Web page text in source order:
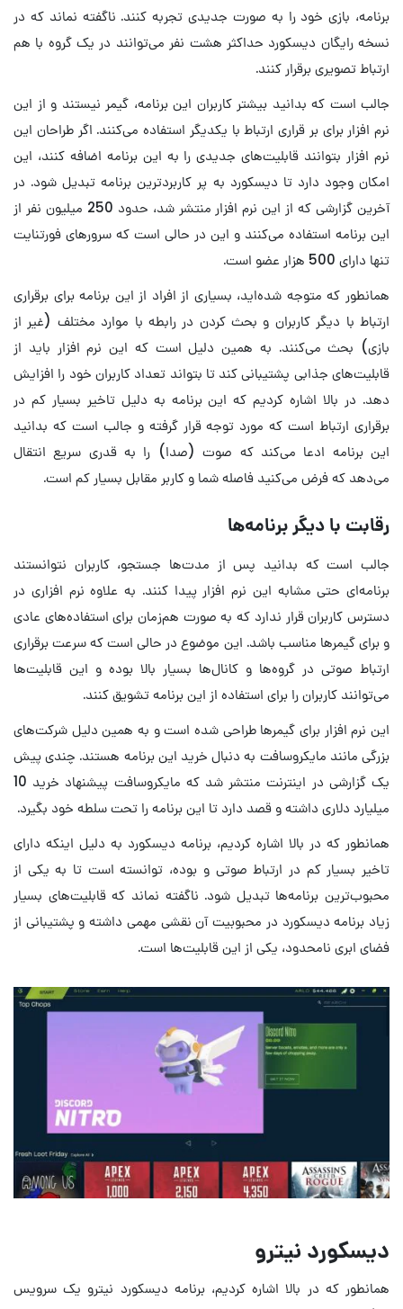
برنامه، بازی خود را به صورت جدیدی تجربه کنند. ناگفته نماند که در
نسخه رایگان دیسکورد حداکثر هشت نفر می‌توانند در یک گروه با هم
ارتباط تصویری برقرار کنند.
جالب است که بدانید بیشتر کاربران این برنامه، گیمر نیستند و از این
نرم افزار برای بر قراری ارتباط با یکدیگر استفاده می‌کنند. اگر طراحان این
نرم افزار بتوانند قابلیت‌های جدیدی را به این برنامه اضافه کنند، این
امکان وجود دارد تا دیسکورد به پر کاربردترین برنامه تبدیل شود. در
آخرین گزارشی که از این نرم افزار منتشر شد، حدود 250 میلیون نفر از
این برنامه استفاده می‌کنند و این در حالی است که سرورهای فورتنایت
تنها دارای 500 هزار عضو است.
همانطور که متوجه شده‌اید، بسیاری از افراد از این برنامه برای برقراری
ارتباط با دیگر کاربران و بحث کردن در رابطه با موارد مختلف (غیر از
بازی) بحث می‌کنند. به همین دلیل است که این نرم افزار باید از
قابلیت‌های جذابی پشتیبانی کند تا بتواند تعداد کاربران خود را افزایش
دهد. در بالا اشاره کردیم که این برنامه به دلیل تاخیر بسیار کم در
برقراری ارتباط است که مورد توجه قرار گرفته و جالب است که بدانید
این برنامه ادعا می‌کند که صوت (صدا) را به قدری سریع انتقال
می‌دهد که فرض می‌کنید فاصله شما و کاربر مقابل بسیار کم است.
رقابت با دیگر برنامه‌ها
جالب است که بدانید پس از مدت‌ها جستجو، کاربران نتوانستند
برنامه‌ای حتی مشابه این نرم افزار پیدا کنند. به علاوه نرم افزاری در
دسترس کاربران قرار ندارد که به صورت هم‌زمان برای استفاده‌های عادی
و برای گیمرها مناسب باشد. این موضوع در حالی است که سرعت برقراری
ارتباط صوتی در گروه‌ها و کانال‌ها بسیار بالا بوده و این قابلیت‌ها
می‌توانند کاربران را برای استفاده از این برنامه تشویق کنند.
این نرم افزار برای گیمرها طراحی شده است و به همین دلیل شرکت‌های
بزرگی مانند مایکروسافت به دنبال خرید این برنامه هستند. چندی پیش
یک گزارشی در اینترنت منتشر شد که مایکروسافت پیشنهاد خرید 10
میلیارد دلاری داشته و قصد دارد تا این برنامه را تحت سلطه خود بگیرد.
همانطور که در بالا اشاره کردیم، برنامه دیسکورد به دلیل اینکه دارای
تاخیر بسیار کم در ارتباط صوتی و بوده، توانسته است تا به یکی از
محبوب‌ترین برنامه‌ها تبدیل شود. ناگفته نماند که قابلیت‌های بسیار
زیاد برنامه دیسکورد در محبوبیت آن نقشی مهمی داشته و پشتیبانی از
فضای ابری نامحدود، یکی از این قابلیت‌ها است.
دیسکورد نیترو
همانطور که در بالا اشاره کردیم، برنامه دیسکورد نیترو یک سرویس